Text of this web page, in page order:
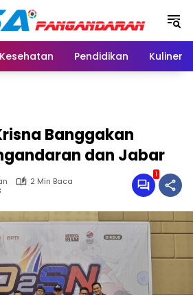
Kesehatan Pendidikan Kuliner
Banggakan
dan Jabar
2 Min Baca
1